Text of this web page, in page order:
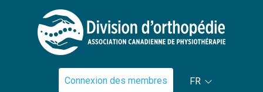
Connexion des membres FR